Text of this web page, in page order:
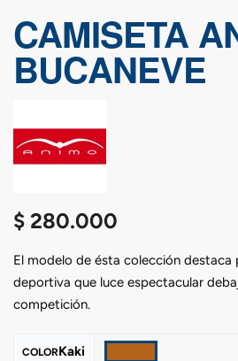
CAMISETA
BUCANEVE
$ 280.000
El modelo de ésta colección destaca
deportiva que luce espectacular
competición.
COLORKaki